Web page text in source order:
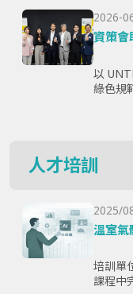
購、製...
2026-
資策會
以
綠色規
人才培訓
2025/
溫室氣
培訓單
課程中